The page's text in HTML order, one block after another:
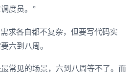
度员。”
求各自都不复杂，但要写代码实
六到八周。
常见的场景，六到八周等不了。而